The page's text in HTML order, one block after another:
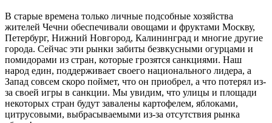
В старые времена только личные подсобные хозяйства
жителей Чечни обеспечивали овощами и фруктами Москву,
Петербург, Нижний Новгород, Калининград и многие другие
города. Сейчас эти рынки забиты безвкусными огурцами и
помидорами из стран, которые грозятся санкциями. Наш
народ един, поддерживает своего национального лидера, а
Запад совсем скоро поймет, что он приобрел, а что потерял из-
за своей игры в санкции. Мы увидим, что улицы и площади
некоторых стран будут завалены картофелем, яблоками,
цитрусовыми, выбрасываемыми из-за отсутствия рынка